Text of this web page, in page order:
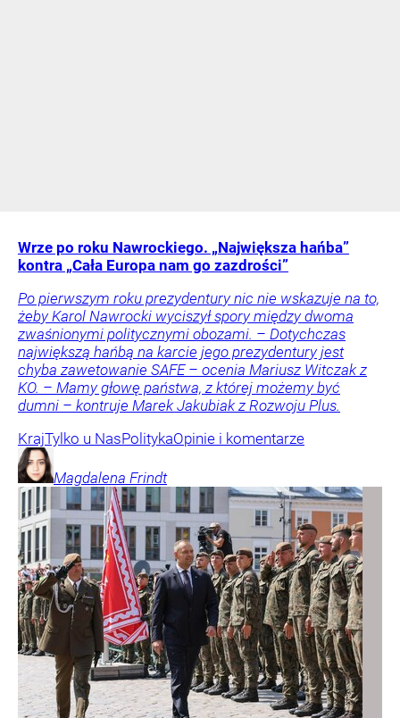
Wrze po roku Nawrockiego. „Największa hańba”
kontra „Cała Europa nam go zazdrości”
Po pierwszym roku prezydentury nic nie wskazuje na to,
żeby Karol Nawrocki wyciszył spory między dwoma
zwaśnionymi politycznymi obozami. – Dotychczas
największą hańbą na karcie jego prezydentury jest
chyba zawetowanie SAFE – ocenia Mariusz Witczak z
KO. – Mamy głowę państwa, z której możemy być
dumni – kontruje Marek Jakubiak z Rozwoju Plus.
KrajTylko u NasPolitykaOpinie i komentarze
Magdalena Frindt